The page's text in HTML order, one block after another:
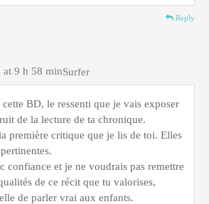
Reply
Surfer
9 h 58 min
cette BD, le ressenti que je vais exposer
de la lecture de ta chronique.
première critique que je lis de toi. Elles
confiance et je ne voudrais pas remettre
de ce récit que tu valorises,
de parler vrai aux enfants.